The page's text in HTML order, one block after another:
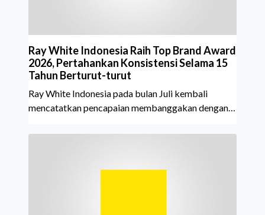
Ray White Indonesia Raih Top Brand Award
2026, Pertahankan Konsistensi Selama 15
Tahun Berturut-turut
Ray White Indonesia pada bulan Juli kembali
mencatatkan pencapaian membanggakan dengan
Property Agent. Penghargaan ini menjadi semakin